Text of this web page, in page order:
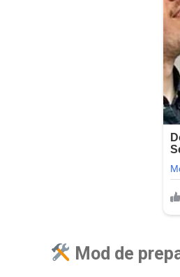
Mod de